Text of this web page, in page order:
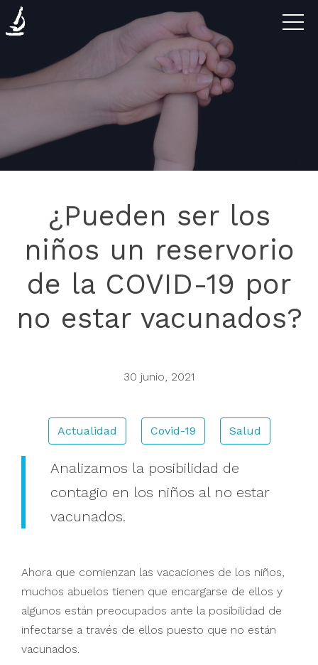
Enfermedades
Clínica
Contáctanos
Donaciones
¿Pueden ser los
niños un reservorio
de la COVID-19 por
no estar vacunados?
30 junio, 2021
Actualidad Covid-19 Salud
Analizamos la posibilidad de
contagio en los niños al no estar
vacunados.
Ahora que comienzan las vacaciones de los niños,
muchos abuelos tienen que encargarse de ellos y
algunos están preocupados ante la posibilidad de
infectarse a través de ellos puesto que no están
vacunados.